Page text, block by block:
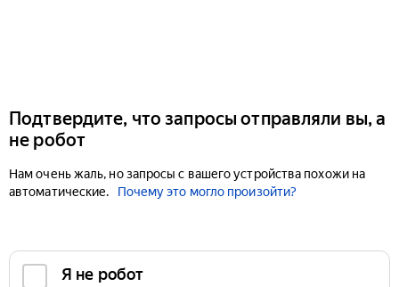
Подтвердите, что запросы отправляли вы, а
не робот
Нам очень жаль, но запросы с вашего устройства похожи на
автоматические.
Почему это могло произойти?